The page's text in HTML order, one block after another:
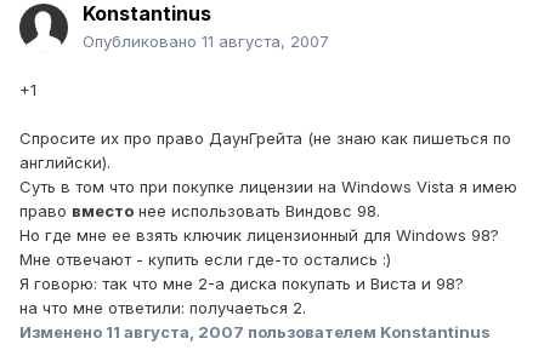
Konstantinus
Опубликовано 11 августа, 2007
+1
Спросите их про право ДаунГрейта (не знаю как пишеться по
английски).
Суть в том что при покупке лицензии на Windows Vista я имею
право вместо нее использовать Виндовс 98.
Но где мне ее взять ключик лицензионный для Windows 98?
Мне отвечают - купить если где-то остались :)
Я говорю: так что мне 2-а диска покупать и Виста и 98?
на что мне ответили: получаеться 2.
Изменено 11 августа, 2007 пользователем Konstantinus